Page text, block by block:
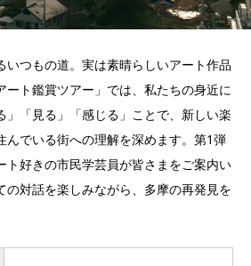
いつもの道。実は素晴らしいアート作品
ート鑑賞ツアー」では、私たちの身近に
」「見る」「感じる」ことで、新しい楽
んでいる街への理解を深めます。第1弾
ト好きの市民学芸員が皆さまをご案内い
の対話を楽しみながら、多摩の再発見を